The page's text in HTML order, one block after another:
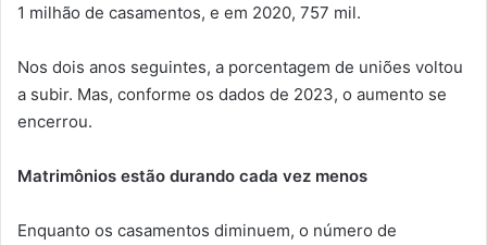
1 milhão de casamentos, e em 2020, 757 mil.
Nos dois anos seguintes, a porcentagem de uniões voltou
a subir. Mas, conforme os dados de 2023, o aumento se
encerrou.
Matrimônios estão durando cada vez menos
Enquanto os casamentos diminuem, o número de